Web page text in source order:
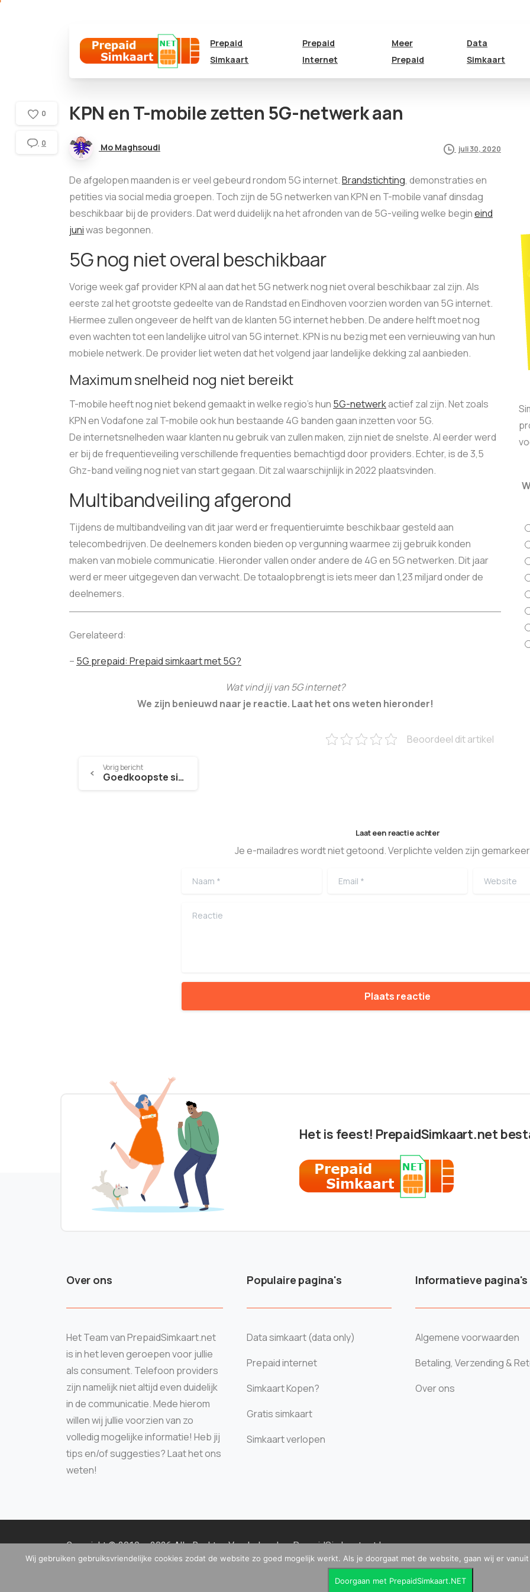
Prepaid
Simkaart
Prepaid
Internet
Meer
Prepaid
Data
Simkaart
KPN en T-mobile zetten 5G-netwerk aan
Mo Maghsoudi juli 30, 2020
De afgelopen maanden is er veel gebeurd rondom 5G internet.Brandstichting, demonstraties en
petities via social media groepen. Toch zijn de 5G netwerken van KPN en T-mobile vanaf dinsdag
beschikbaar bij de providers. Dat werd duidelijk na het afronden van de 5G-veiling welke begineind
juniwas begonnen.
5G nog niet overal beschikbaar
Vorige week gaf provider KPN al aan dat het 5G netwerk nog niet overal beschikbaar zal zijn. Als
eerste zal het grootste gedeelte van de Randstad en Eindhoven voorzien worden van 5G internet.
Hiermee zullen ongeveer de helft van de klanten 5G internet hebben. De andere helft moet nog
even wachten tot een landelijke uitrol van 5G internet. KPN is nu bezig met een vernieuwing van hun
mobiele netwerk. De provider liet weten dat het volgend jaar landelijke dekking zal aanbieden.
Maximum snelheid nog niet bereikt
T-mobile heeft nog niet bekend gemaakt in welke regio’s hun 5G-netwerkactief zal zijn. Net zoals
KPN en Vodafone zal T-mobile ook hun bestaande 4G banden gaan inzetten voor 5G.
De internetsnelheden waar klanten nu gebruik van zullen maken, zijn niet de snelste. Al eerder werd
er bij de frequentieveiling verschillende frequenties bemachtigd door providers. Echter, is de 3,5
Ghz-band veiling nog niet van start gegaan. Dit zal waarschijnlijk in 2022 plaatsvinden.
Multibandveiling afgerond
Tijdens de multibandveiling van dit jaar werd er frequentieruimte beschikbaar gesteld aan
telecombedrijven. De deelnemers konden bieden op vergunning waarmee zij gebruik konden
maken van mobiele communicatie. Hieronder vallen onder andere de 4G en 5G netwerken. Dit jaar
werd er meer uitgegeven dan verwacht. De totaalopbrengt is iets meer dan 1,23 miljard onder de
deelnemers.
Gerelateerd:
– 5G prepaid: Prepaid simkaart met 5G?
Wat vind jij van 5G internet?
We zijn benieuwd naar je reactie. Laat het ons weten hieronder!
Beoordeel dit artikel
0
0
Vorig bericht
Goedkoopste sim only prepaid kopen?
Laat een reactie achter
Je e-mailadres wordt niet getoond. Verplichte velden zijn
Naam
Email Website
Reactie
Het is feest! PrepaidSimkaart.net
Over ons
Het Team van PrepaidSimkaart.net
is in het leven geroepen voor jullie
als consument. Telefoon providers
zijn namelijk niet altijd even duidelijk
in de communicatie. Mede hierom
willen wij jullie voorzien van zo
volledig mogelijke informatie! Heb jij
tips en/of suggesties? Laat het ons
weten!
Populaire pagina's
Data simkaart (data only)
Prepaid internet
Simkaart Kopen?
Gratis simkaart
Simkaart verlopen
Informatieve pagina's
Algemene voorwaarden
Betaling, Verzending &
Over ons
Copyright © 2010 – 2026 Alle Rechten Voorbehouden.PrepaidSimkaart.net|
Kamer van Koophandel: 99862840 | BTW: NL869164521B01 |
Disclaimer & Privacy Policy
Wij gebruiken gebruiksvriendelijke cookies zodat de website zo goed mogelijk werkt. Als je doorgaat met de website, gaan wij er
Doorgaan met PrepaidSimkaart.NET